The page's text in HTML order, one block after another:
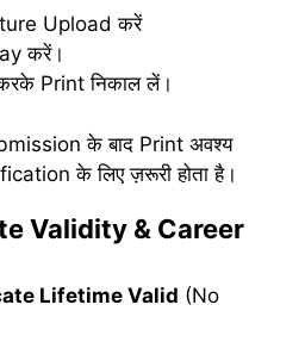
Upload करें
करें।
Print निकाल लें।
के बाद Print अवश्य
के लिए ज़रूरी होता है।
Validity & Career
Lifetime Valid (No